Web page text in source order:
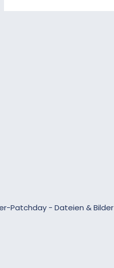
Patchday - Dateien &